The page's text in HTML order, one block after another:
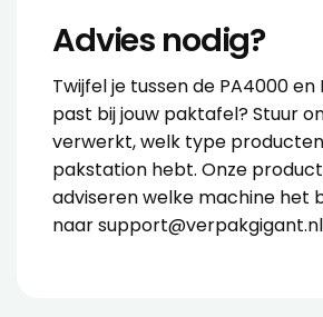
Advies nodig?
Twijfel je tussen de PA4000
past bij jouw paktafel? Stuur
verwerkt, welk type
pakstation hebt. Onze
adviseren welke machine het
naarsupport@verpakgigant.nl